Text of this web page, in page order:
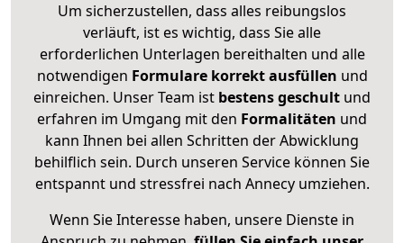
Um sicherzustellen, dass alles reibungslos
verläuft, ist es wichtig, dass Sie alle
erforderlichen Unterlagen bereithalten und alle
notwendigen Formulare korrekt ausfüllen und
einreichen. Unser Team ist bestens geschult und
erfahren im Umgang mit den Formalitäten und
kann Ihnen bei allen Schritten der Abwicklung
behilflich sein. Durch unseren Service können Sie
entspannt und stressfrei nach Annecy umziehen.
Wenn Sie Interesse haben, unsere Dienste in